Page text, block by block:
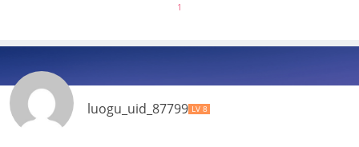
1
luogu_uid_87799‮
LV 8